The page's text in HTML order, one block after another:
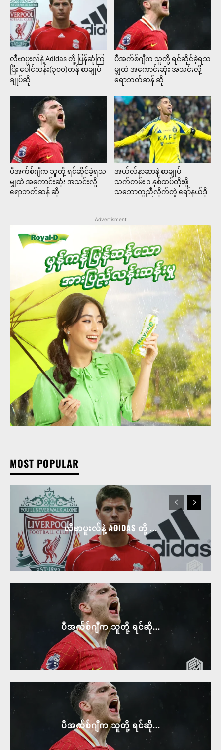
လီဗာပူးလ်နဲ့ Adidas တို့ ပြန်ဆုံကြ
ပြီး ပေါင်သန်း(၃၀၀)တန် စာချုပ်
ချုပ်ဆို
ပီအက်စ်ဂျီက သူတို့ ရင်ဆိုင်ခဲ့ရသ
မျှထဲ အကောင်းဆုံး အသင်းလို့
ရောဘတ်ဆန် ဆို
ပီအက်စ်ဂျီက သူတို့ ရင်ဆိုင်ခဲ့ရသ
မျှထဲ အကောင်းဆုံး အသင်းလို့
ရောဘတ်ဆန် ဆို
အယ်လ်နာဆာနဲ့ စာချုပ်
သက်တမ်း ၁ နှစ်ထပ်တိုးဖို့
သဘောတူညီလိုက်တဲ့ ရော်နယ်ဒို
Advertisment
MOST POPULAR
လီဗာပူးလ်နဲ့ ADIDAS တို့ ...
ပီအက်စ်ဂျီက သူတို့ ရင်ဆို...
ပီအက်စ်ဂျီက သူတို့ ရင်ဆို...